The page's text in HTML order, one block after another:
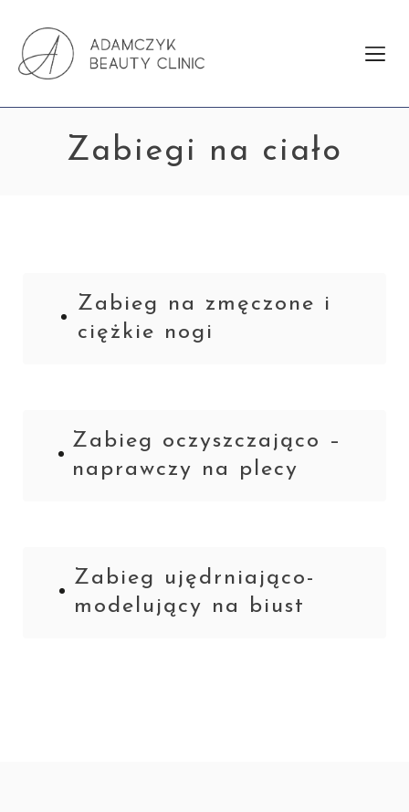
Zabiegi na ciało
Zabieg na zmęczone i
ciężkie nogi
Zabieg oczyszczająco –
naprawczy na plecy
Zabieg ujędrniająco-
modelujący na biust